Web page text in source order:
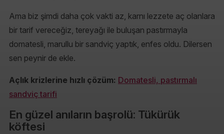
Ama biz şimdi daha çok vakti az, karnı lezzete aç olanlara
bir tarif vereceğiz, tereyağı ile buluşan pastırmayla
domatesli, marullu bir sandviç yaptık, enfes oldu. Dilersen
sen peynir de ekle.
Açlık krizlerine hızlı çözüm: Domatesli, pastırmalı
sandviç tarifi
En güzel anıların başrolü: Tükürük
köftesi